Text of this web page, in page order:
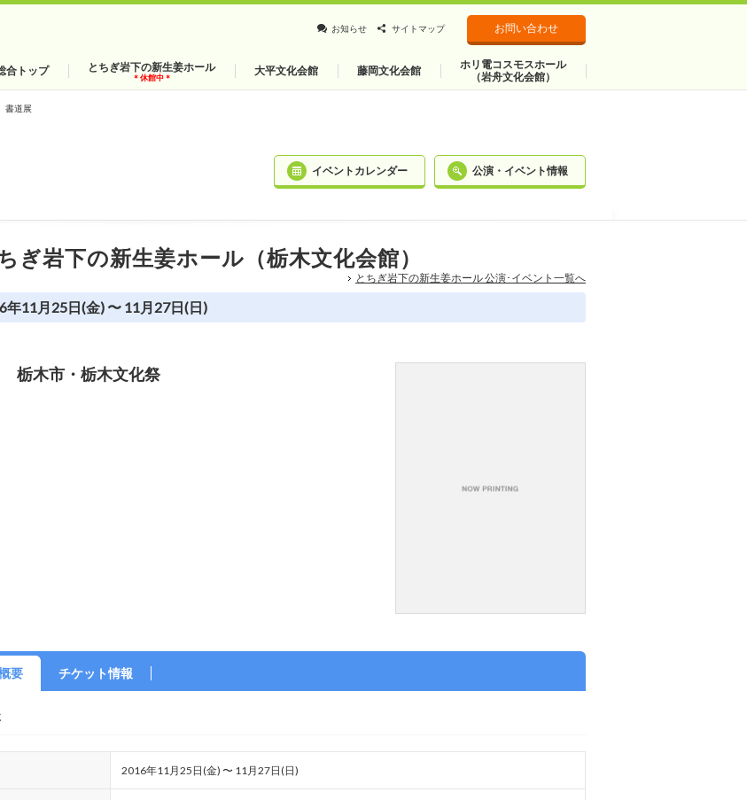
合トップ とちぎ岩下の新生姜ホール
＊休館中＊ 大平文化会館 藤岡文化会館
ホリ電コスモスホール
（岩舟文化会館）
お知らせ サイトマップ お問い合わせ
書道展
イベントカレンダー 公演・イベント情報
ぎ岩下の新生姜ホール（栃木文化会館）
とちぎ岩下の新⽣姜ホール 公演･イベント一覧へ
年11月25日(金) 〜 11月27日(日)
栃木市・栃木文化祭
要 チケット情報
2016年11月25日(金) 〜 11月27日(日)